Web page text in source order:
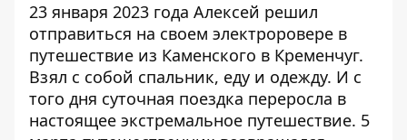
23 января 2023 года Алексей решил
отправиться на своем электроровере в
путешествие из Каменского в Кременчуг.
Взял с собой спальник, еду и одежду. И с
того дня суточная поездка переросла в
настоящее экстремальное путешествие. 5